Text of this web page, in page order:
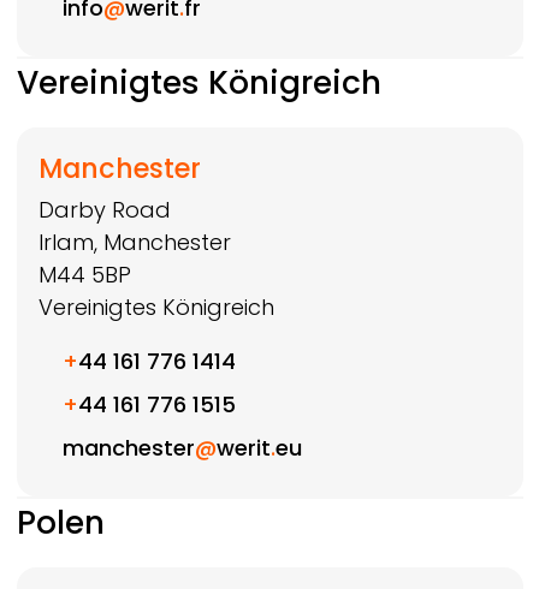
info@werit.fr
Vereinigtes Königreich
Manchester
Darby Road
Irlam, Manchester
M44 5BP
Vereinigtes Königreich
+44 161 776 1414
+44 161 776 1515
manchester@werit.eu
Polen